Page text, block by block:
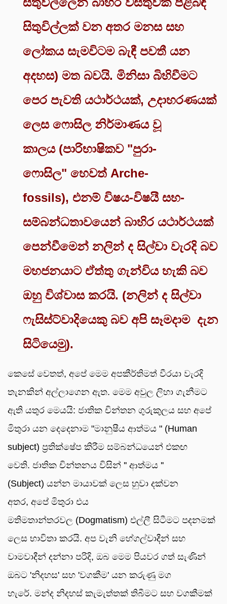
සිතුවිල්ලක් වන අතර මනස සහ
ලෝකය සැමවිටම බැඳී පවතී යන
අදහස) මත බවයි. මිනිසා බිහිවීමට
පෙර පැවති යථාර්ථයක්, උදාහරණයක්
ලෙස ෆොසිල නිර්මාණය වූ
කාලය (පාරිභාෂිකව "පුරා-
ෆොසිල" හෙවත් Arche-
fossils), එනම් විෂය-විෂයී සහ-
සම්බන්ධතාවයෙන් බාහිර යථාර්ථයක්
පෙන්වීමෙන් නලින් ද සිල්වා වැරදි බව
මහජනයාට ඒත්තු ගැන්විය හැකි බව
ඔහු විශ්වාස කරයි. (නලින් ද සිල්වා
ෆැසිස්ට්වාදියෙකු බව අපි සෑමදාම දැන
සිටියෙමු).
කෙසේ වෙතත්, අපේ මෙම අපකීර්තිමත් වීරයා වැරදි
තැනකින් අල්ලාගෙන ඇත. මෙම අවුල ලිහා ගැනීමට
ඇති යතුර මෙයයි: ජාතික චින්තන ගුරුකුලය සහ අපේ
මිතුරා යන දෙදෙනාම "මානුෂීය ආත්මය " (Human
subject) ප්‍රතික්ෂේප කිරීම සම්බන්ධයෙන් එකඟ
වෙති. ජාතික චින්තනය විසින් '' ආත්මය ''
(Subject) යන්න මායාවක් ලෙස හුවා දක්වන
අතර, අපේ මිතුරා එය
මතිමතාන්තරවල (Dogmatism) එල්ලී සිටීමට පදනමක්
ලෙස භාවිතා කරයි. අප වැනි හේගල්වාදීන් සහ
වාමවාදීන් දන්නා පරිදි, ඔබ මෙම පියවර ගත් සැණින්
ඔබට 'නිදහස' සහ 'වගකීම' යන කරුණු මග
හැරේ. මන්ද නිදහස් කැමැත්තක් තිබීමට සහ වගකීමක්